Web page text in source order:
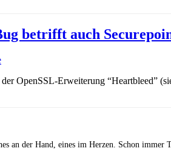
betrifft auch
OpenSSL-Erweiterung “Heartbleed”
an der Hand, eines im Herzen. Schon